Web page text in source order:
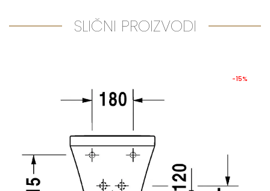
SLIČNI PROIZVODI
-15%